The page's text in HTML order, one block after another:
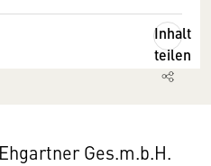
Inhalt
teilen
Ges.m.b.H.